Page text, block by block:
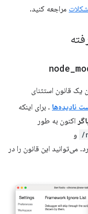
مراجعه کنید.
node
یک قانون استثنای
نادیده‌ها . برای اینکه
اکنون به طور
و
می‌توانید این قانون را در